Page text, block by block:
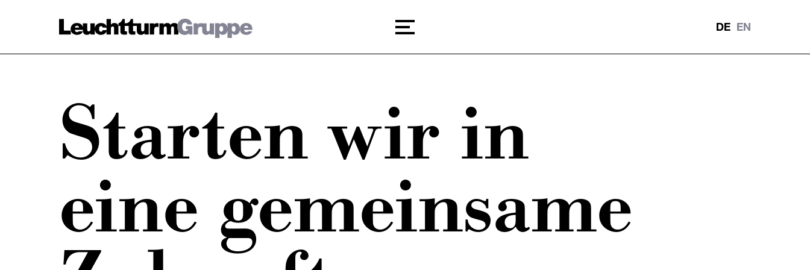
DE EN
Markenfamilie
Übersicht
Unsere Marken
Familienunternehmen
Standorte
Jobs
Datenschutz Impressum Kontakt Barrierefreiheit
Starten wir in
eine gemeinsame